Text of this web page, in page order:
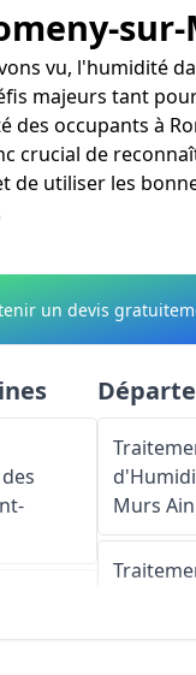
vu, l'humidité
majeurs tant
des occupants à
crucial de
de utiliser les
un devis
Murs Ain